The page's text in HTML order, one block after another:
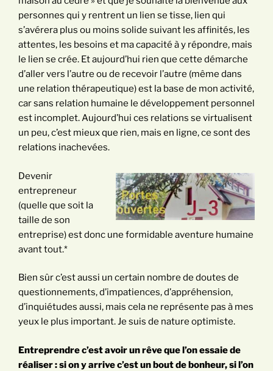
personnes qui y rentrent un lien se tisse, lien qui
s’avérera plus ou moins solide suivant les affinités, les
attentes, les besoins et ma capacité à y répondre, mais
le lien se crée. Et aujourd’hui rien que cette démarche
d’aller vers l’autre ou de recevoir l’autre (même dans
une relation thérapeutique) est la base de mon activité,
car sans relation humaine le développement personnel
est incomplet. Aujourd’hui ces relations se virtualisent
un peu, c’est mieux que rien, mais en ligne, ce sont des
relations inachevées.
Devenir
entrepreneur
(quelle que soit la
taille de son
entreprise) est donc une formidable aventure humaine
avant tout.*
Bien sûr c’est aussi un certain nombre de doutes de
questionnements, d’impatiences, d’appréhension,
d’inquiétudes aussi, mais cela ne représente pas à mes
yeux le plus important. Je suis de nature optimiste.
Entreprendre c’est avoir un rêve que l’on essaie de
réaliser : si on y arrive c’est un bout de bonheur, si l’on